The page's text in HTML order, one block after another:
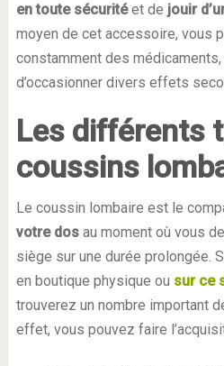
en toute sécuritéet de jouir
moyen de cet accessoire, vous
constamment des
d’occasionner divers effets
Les différents
coussins
Le coussin lombaire est le
votre dosau moment où vous
siège sur une durée prolongée.
en boutique physique ou sur ce
trouverez un nombre important
effet, vous pouvez faire